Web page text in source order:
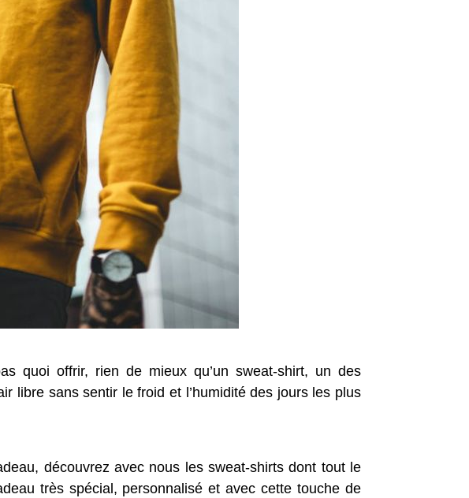
quoi offrir, rien de mieux qu’un sweat-shirt, un des
libre sans sentir le froid et l’humidité des jours les plus
découvrez avec nous les sweat-shirts dont tout le
très spécial, personnalisé et avec cette touche de